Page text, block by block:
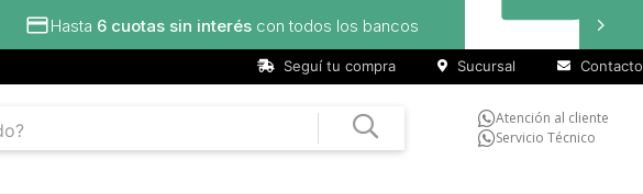
Hasta 6 cuotas sin interés con todos los bancos
Seguí tu compra Sucursal Contacto
Atención al cliente
Servicio Técnico